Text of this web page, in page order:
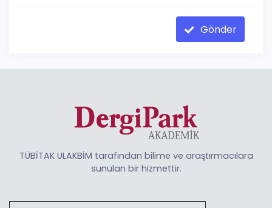
Gönder
TÜBİTAK ULAKBİM tarafından bilime ve araştırmacılara
sunulan bir hizmettir.